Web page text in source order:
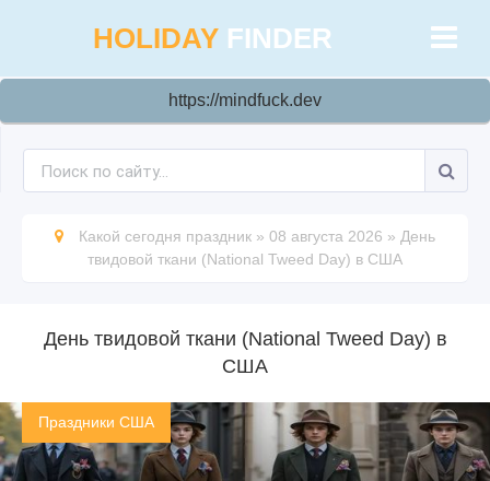
HOLIDAY FINDER
https://mindfuck.dev
Какой сегодня праздник » 08 августа 2026 » День
твидовой ткани (National Tweed Day) в США
День твидовой ткани (National Tweed Day) в
США
Праздники США